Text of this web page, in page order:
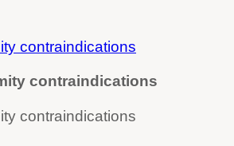
contraindications
contraindications
contraindications